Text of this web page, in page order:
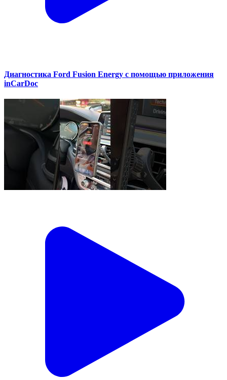
Диагностика Ford Fusion Energy с помощью приложения
inCarDoc